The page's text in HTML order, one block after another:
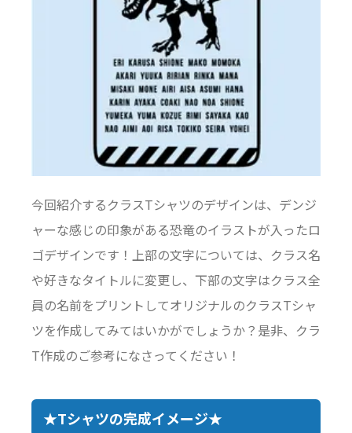
今回紹介するクラスTシャツのデザインは、デンジ
ャーな感じの印象がある恐竜のイラストが入ったロ
ゴデザインです！上部の文字については、クラス名
や好きなタイトルに変更し、下部の文字はクラス全
員の名前をプリントしてオリジナルのクラスTシャ
ツを作成してみてはいかがでしょうか？是非、クラ
T作成のご参考になさってください！
★Tシャツの完成イメージ★